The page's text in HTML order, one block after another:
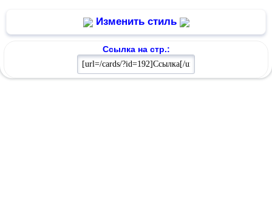
Изменить стиль
Ссылка на стр.: